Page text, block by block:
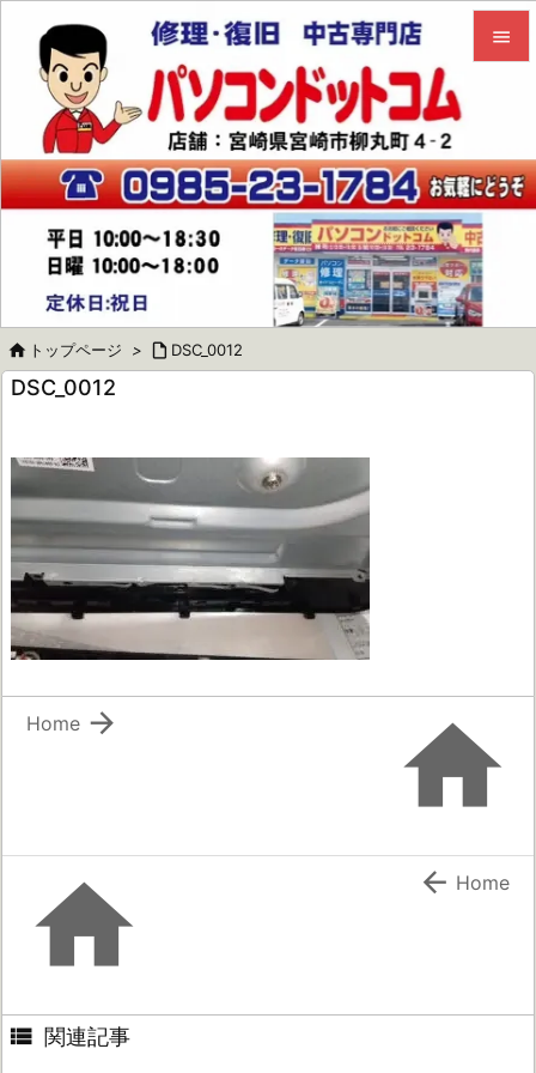

サイド


 トップページ >  DSC_0012
DSC_0012


Home
  Home
 関連記事